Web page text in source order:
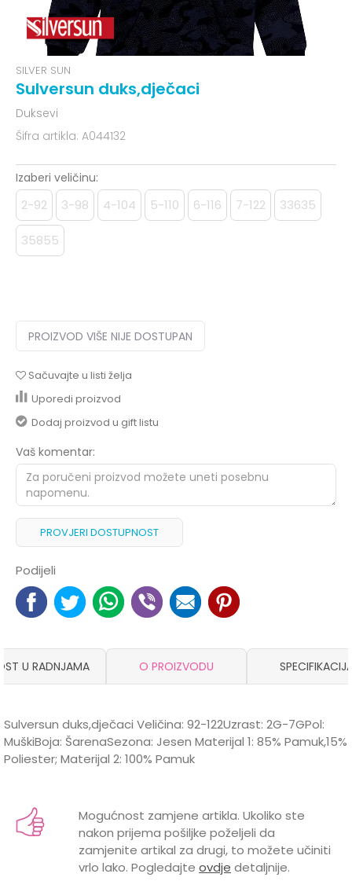
SILVER SUN
Sulversun duks,dječaci
Duksevi
Šifra artikla: A044132
Izaberi veličinu:
2-92 3-98 4-104 5-110 6-116 7-122 33635
35855
PROIZVOD VIŠE NIJE DOSTUPAN
Sačuvajte u listi želja
Uporedi proizvod
Dodaj proizvod u gift listu
Vaš komentar:
PROVJERI DOSTUPNOST
Podijeli
U RADNJAMA O PROIZVODU
Sulversun duks,dječaci Veličina: 92-122Uzrast: 2G-7GPol:
MuškiBoja: ŠarenaSezona: Jesen Materijal 1: 85% Pamuk,15%
Poliester; Materijal 2: 100% Pamuk
Kategorija
Duksevi
BOJA
ŠARENA
SILVER SUN
Email
Mogućnost zamjene artikla. Ukoliko ste
nakon prijema pošiljke poželjeli da
zamjenite artikal za drugi, to možete učiniti
vrlo lako. Pogledajte ovdje detaljnije.